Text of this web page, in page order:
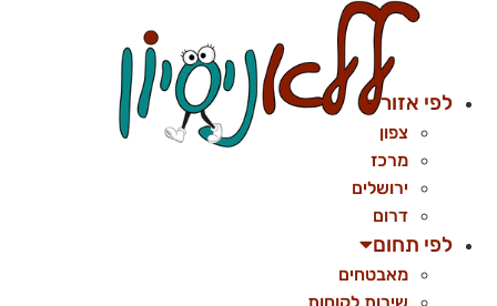
לפי אזור
צפון
מרכז
ירושלים
דרום
לפי תחום
מאבטחים